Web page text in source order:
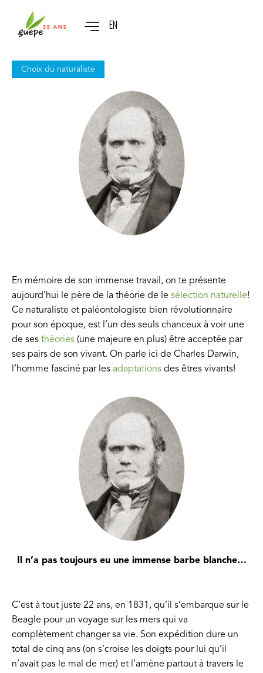
EN
Choix du naturaliste
En mémoire de son immense travail, on te présente
aujourd’hui le père de la théorie de le sélection naturelle!
Ce naturaliste et paléontologiste bien révolutionnaire
pour son époque, est l’un des seuls chanceux à voir une
de ses théories (une majeure en plus) être acceptée par
ses pairs de son vivant. On parle ici de Charles Darwin,
l’homme fasciné par les adaptations des êtres vivants!
Il n’a pas toujours eu une immense barbe blanche…
C’est à tout juste 22 ans, en 1831, qu’il s’embarque sur le
Beagle pour un voyage sur les mers qui va
complètement changer sa vie. Son expédition dure un
total de cinq ans (on s’croise les doigts pour lui qu’il
n’avait pas le mal de mer) et l’amène partout à travers le